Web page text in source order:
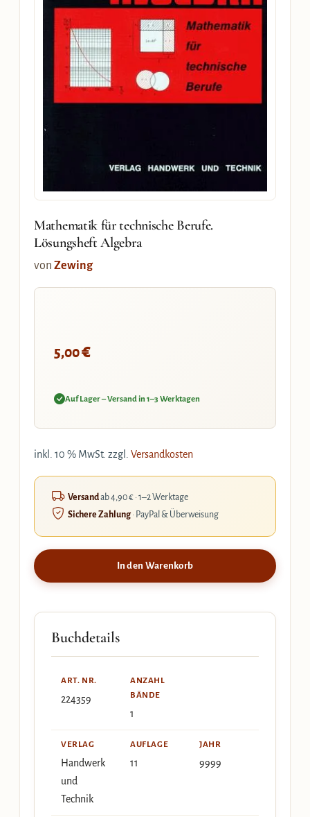
Mathematik für technische Berufe.
Lösungsheft Algebra
von Zewing
5,00€
Auf Lager – Versand in 1–3 Werktagen
inkl. 10 % MwSt. zzgl. Versandkosten
Versandab 4,90 € · 1–2 Werktage
Sichere Zahlung· PayPal & Überweisung
In den Warenkorb
Buchdetails
ART. NR.
224359
ANZAHL
BÄNDE
1
VERLAG
Handwerk
und
Technik
AUFLAGE
11
JAHR
9999